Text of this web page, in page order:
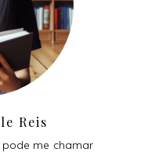
Reis
me chamar